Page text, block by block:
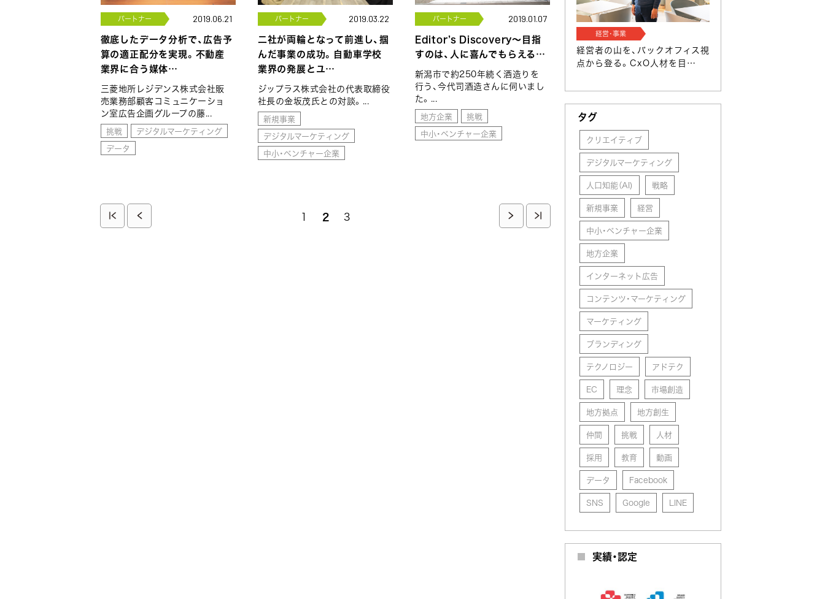
パートナー 2019.06.21
徹底したデータ分析で、広告予
算の適正配分を実現。不動産
業界に合う媒体…
三菱地所レジデンス株式会社販
売業務部顧客コミュニケーショ
ン室広告企画グループの藤...
挑戦
デジタルマーケティング
データ
パートナー 2019.03.22
二社が両輪となって前進し、掴
んだ事業の成功。自動車学校
業界の発展とユ…
ジップラス株式会社の代表取締役
社長の金坂茂氏との対談。...
新規事業
デジタルマーケティング
中小・ベンチャー企業
パートナー 2019.01.07
Editor’s Discovery～目指
すのは、人に喜んでもらえる…
新潟市で約250年続く酒造りを
行う、今代司酒造さんに伺いまし
た。...
地方企業
挑戦
中小・ベンチャー企業
ー
先
前
ペ
1
カ
2
ペ
3
次
最
経営･事業
経営者の山を、バックオフィス視
点から登る。CxO人材を目…
タグ
クリエイティブ
デジタルマーケティング
人口知能（AI)
戦略
新規事業
経営
中小・ベンチャー企業
地方企業
インターネット広告
コンテンツ・マーケティング
マーケティング
ブランディング
テクノロジー
アドテク
EC
理念
市場創造
地方拠点
地方創生
仲間
挑戦
人材
採用
教育
動画
データ
Facebook
SNS
Google LINE
実績・認定